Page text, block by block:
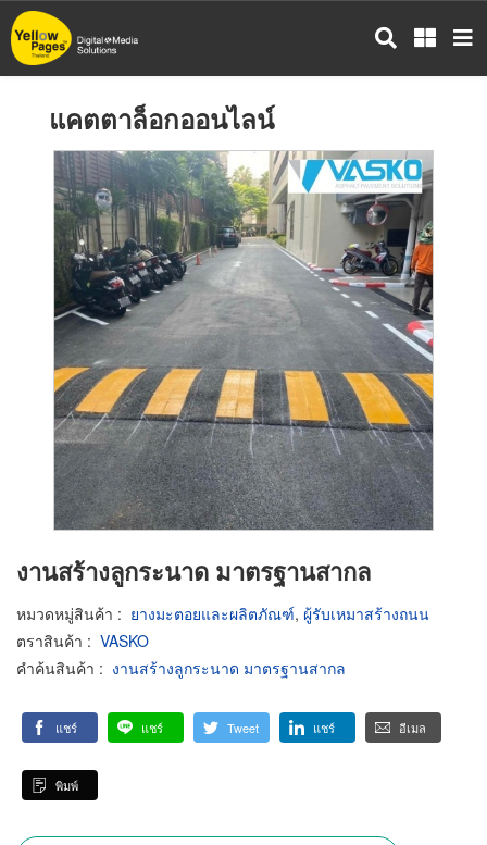
ข้าม
ไป
แคตตาล็อกออนไลน์
งานสร้างลูกระนาด มาตรฐานสากล
หมวดหมู่สินค้า : ยางมะตอยและผลิตภัณฑ์, ผู้รับเหมาสร้างถนน
ตราสินค้า : VASKO
คำค้นสินค้า : งานสร้างลูกระนาด มาตรฐานสากล
แชร์ แชร์ Tweet แชร์ อีเมล
พิมพ์